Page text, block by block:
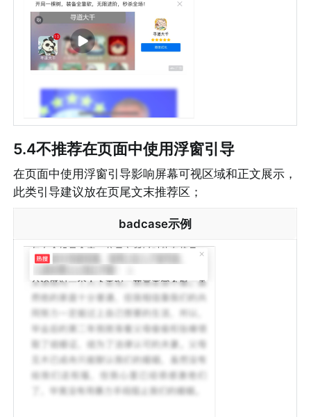
5.4不推荐在页面中使用浮窗引导
在页面中使用浮窗引导影响屏幕可视区域和正文展示，
此类引导建议放在页尾文末推荐区；
badcase示例